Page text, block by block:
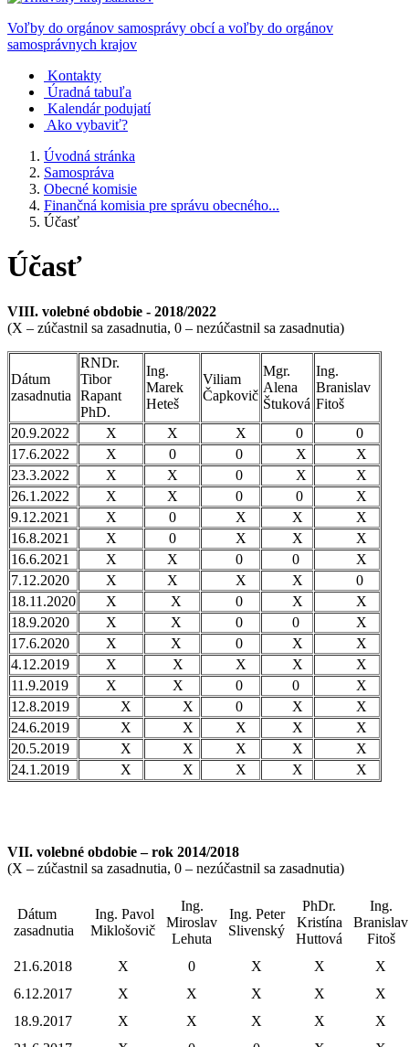
Voľby do orgánov samosprávy obcí a voľby do orgánov
samosprávnych krajov
Kontakty
Úradná tabuľa
Kalendár podujatí
Ako vybaviť?
Úvodná stránka
Samospráva
Obecné komisie
Finančná komisia pre správu obecného...
Účasť
Účasť
VIII. volebné obdobie - 2018/2022
(X – zúčastnil sa zasadnutia, 0 – nezúčastnil sa zasadnutia)
Dátum
zasadnutia
RNDr.
Tibor
Rapant
PhD.
Ing.
Marek
Heteš
Viliam
Čapkovič
Mgr.
Alena
Štuková
Ing.
Branislav
Fitoš
20.9.2022
X X X 0
0
17.6.2022
X 0 0 X
X
23.3.2022
X X 0 X
X
26.1.2022
X X 0 0
X
9.12.2021
X 0 X X
X
16.8.2021
X 0 X X
X
16.6.2021
X X 0 0
X
7.12.2020
X X X X
0
18.11.2020
X X 0 X
X
18.9.2020
X X 0 0
X
17.6.2020
X X 0 X
X
4.12.2019
X X X X
X
11.9.2019
X X 0 0
X
12.8.2019
X X 0 X
X
24.6.2019
X X X X
X
20.5.2019
X X X X
X
24.1.2019
X X X X X
VII. volebné obdobie – rok 2014/2018
(X – zúčastnil sa zasadnutia, 0 – nezúčastnil sa zasadnutia)
Dátum
zasadnutia
Ing. Pavol
Miklošovič
Ing.
Miroslav
Lehuta
Ing. Peter
Slivenský
PhDr.
Kristína
Huttová
Ing.
Branislav
Fitoš
21.6.2018
X 0 X X
X
6.12.2017
X X X X
X
18.9.2017
X X X X
X